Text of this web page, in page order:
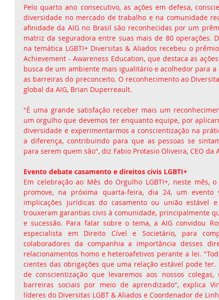
Pelo quarto ano consecutivo, as ações em defesa,
diversidade no mercado de trabalho e na comunidade
afinidade da AIG no Brasil são reconhecidas por um
matriz da seguradora entre suas mais de 80 operações.
na temática LGBTI+ Diversitas & Aliados recebeu o
Achievement - Awareness Education, que destaca as
busca de um ambiente mais igualitário e acolhedor para
as barreiras do preconceito. O reconhecimento ao
global da AIG, Brian Duperreault.
"É uma grande satisfação receber mais um
um orgulho que devemos ter enquanto equipe, por
diversidade e experimentarmos a conscientização na
a diferença, contribuindo para que as pessoas se
para serem quem são", diz Fabio Protasio Oliveira, CEO da
Evento debate casamento e direitos civis LGBTI+
Em celebração ao Mês do Orgulho LGBTI+, neste mês,
promove, na próxima quarta-feira, dia 24, um
implicações jurídicas do casamento ou união estável
trouxeram garantias civis à comunidade, principalmente
e sucessão. Para falar sobre o tema, a AIG convidou
especialista em Direito Cível e Societário, para
colaboradores da companhia a importância desses
relacionamentos homo e heteroafetivos perante a lei.
cientes das obrigações que uma relação estável pode
de conscientização que levaremos aos nossos
barreiras sociais por meio de aprendizado", explica
líderes do Diversitas LGBT & Aliados e Coordenador de